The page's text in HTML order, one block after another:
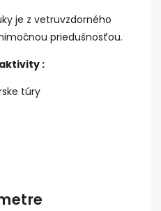
je z vetruvzdorného
priedušnosťou.
:
túry